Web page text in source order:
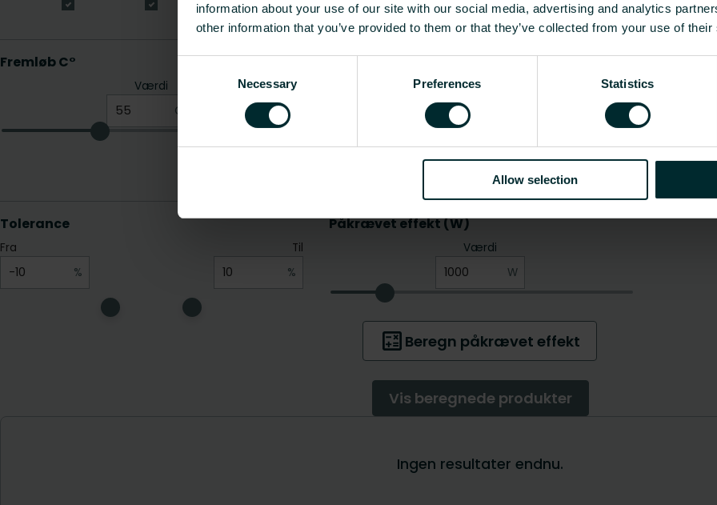
information about your use of our site with our social media, advertising and analytics
other information that you’ve provided to them or that they’ve collected from your use of
Necessary Preferences Statistics
Allow selection